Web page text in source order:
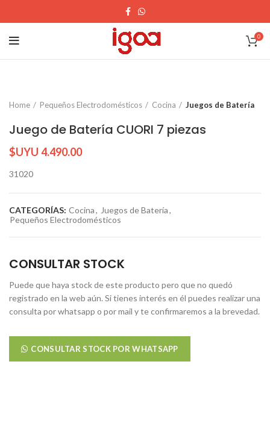
0
Home Pequeños Electrodomésticos Cocina Juegos de Batería
Juego de Batería CUORI 7 piezas
$UYU 4.490.00
31020
CATEGORÍAS: Cocina, Juegos de Batería,
Pequeños Electrodomésticos
CONSULTAR STOCK
Puede que haya stock de este producto pero que no quedó
registrado en la web aún. Si tienes interés en él puedes realizar una
consulta por whatsapp o por mail y te confirmaremos a la brevedad.
CONSULTAR STOCK POR WHATSAPP